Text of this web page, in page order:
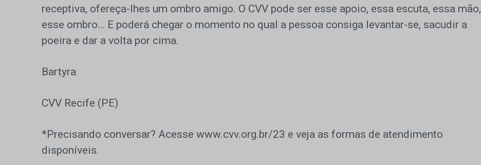
receptiva, ofereça-lhes um ombro amigo. O CVV pode ser esse apoio, essa escuta, essa mão,
esse ombro… E poderá chegar o momento no qual a pessoa consiga levantar-se, sacudir a
poeira e dar a volta por cima.
Bartyra
CVV Recife (PE)
*Precisando conversar? Acesse www.cvv.org.br/23 e veja as formas de atendimento
disponíveis.